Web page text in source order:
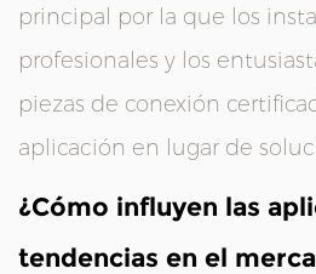
principal por la que los
profesionales y los
piezas de conexión
aplicación en lugar de
¿Cómo influyen las
tendencias en el